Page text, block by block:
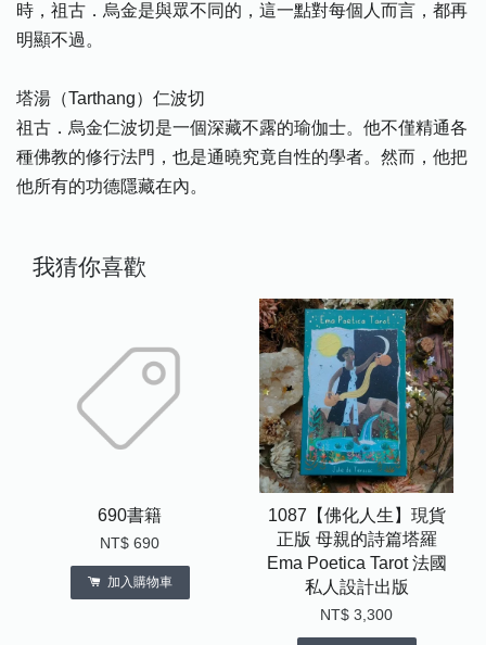
時，祖古．烏金是與眾不同的，這一點對每個人而言，都再
明顯不過。
塔湯（Tarthang）仁波切
祖古．烏金仁波切是一個深藏不露的瑜伽士。他不僅精通各
種佛教的修行法門，也是通曉究竟自性的學者。然而，他把
他所有的功德隱藏在內。
我猜你喜歡
690書籍
NT$ 690
加入購物車
1087【佛化人生】現貨
正版 母親的詩篇塔羅
Ema Poetica Tarot 法國
私人設計出版
NT$ 3,300